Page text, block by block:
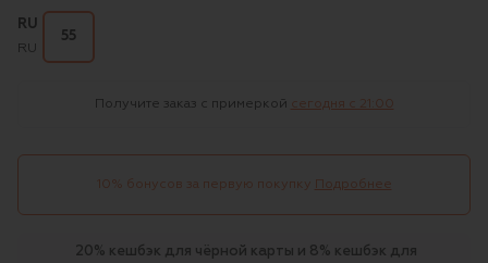
RU
RU
55
Получите заказ с примеркой сегодня c 21:00
10% бонусов за первую покупку Подробнее
20% кешбэк для чёрной карты и 8% кешбэк для